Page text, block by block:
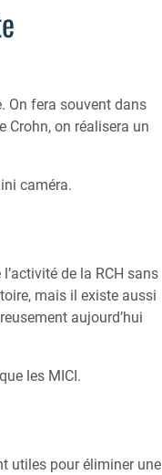
On fera souvent dans
Crohn, on réalisera un
caméra.
de la RCH sans
mais il existe aussi
aujourd’hui
les MICI.
utiles pour éliminer une